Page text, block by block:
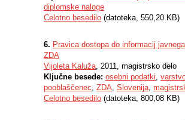
diplomske naloge
Celotno besedilo (datoteka, 550,20 KB)
6. Pravica dostopa do informacij
ZDA
Vijoleta Kaluža, 2011, magistrsko delo
Ključne besede: osebni podatki,
pooblaščenec, ZDA, Slovenija,
Celotno besedilo (datoteka, 800,08 KB)